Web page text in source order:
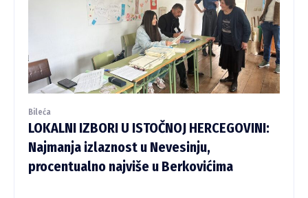
Bileća
LOKALNI IZBORI U ISTOČNOJ HERCEGOVINI:
Najmanja izlaznost u Nevesinju,
procentualno najviše u Berkovićima